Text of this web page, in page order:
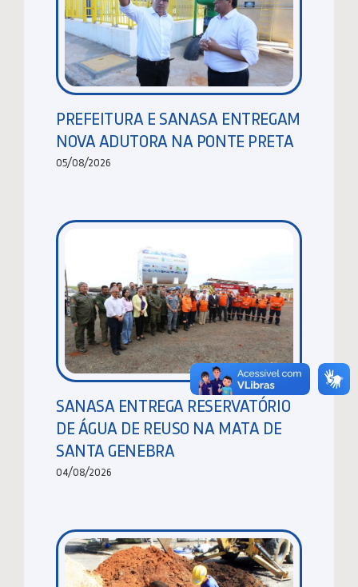
PREFEITURA E SANASA ENTREGAM
NOVA ADUTORA NA PONTE PRETA
05/08/2026
SANASA ENTREGA RESERVATÓRIO
DE ÁGUA DE REUSO NA MATA DE
SANTA GENEBRA
04/08/2026